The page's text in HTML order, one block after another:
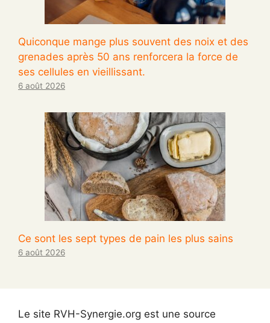
Quiconque mange plus souvent des noix et des
grenades après 50 ans renforcera la force de
ses cellules en vieillissant.
6 août 2026
Ce sont les sept types de pain les plus sains
6 août 2026
Le site RVH-Synergie.org est une source